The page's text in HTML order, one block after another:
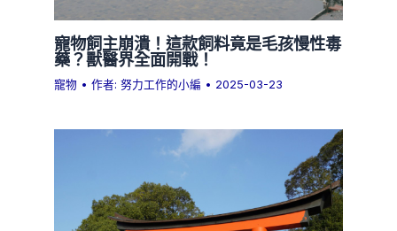
寵物飼主崩潰！這款飼料竟是毛孩慢性毒
藥？獸醫界全面開戰！
寵物 • 作者:努力工作的小編 • 2025-03-23